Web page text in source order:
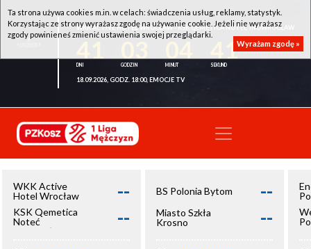
WKK ACTIVE HOTEL WROCŁAW - KSK QEMETICA NOTEĆ INOWROCŁAW
41
18.09.2026, GODZ. 18:00, EMOCJE TV
WKK Active
Hotel Wrocław
--
KSK Qemetica
Noteć
Inowrocław
--
BS Polonia Bytom --
Miasto Szkła
Krosno
--
Ta strona używa cookies m.in. w celach: świadczenia usług, reklamy, statystyk.
Korzystając ze strony wyrażasz zgodę na używanie cookie. Jeżeli nie wyrażasz
zgody powinieneś zmienić ustawienia swojej przeglądarki.
Wyrażam zgodę »